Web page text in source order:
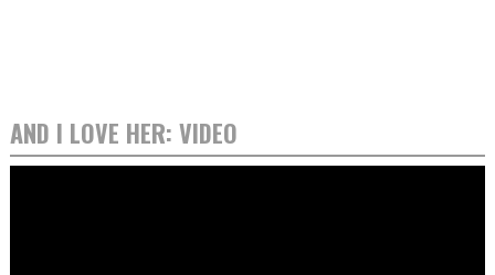
AND I LOVE HER: VIDEO